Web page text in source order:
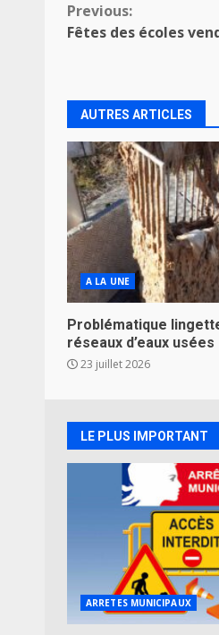
Continue
Previous:
Fêtes des écoles
AUTRES ARTICLES
A LA UNE
Problématique
réseaux d’eaux usées
23 juillet 2026
LE PLUS IMPORTANT
ARRETES MUNICIPAUX